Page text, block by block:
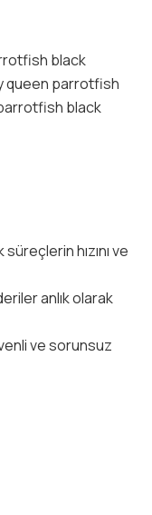
black
queen parrotfish
black
hızını ve
anlık olarak
ve sorunsuz